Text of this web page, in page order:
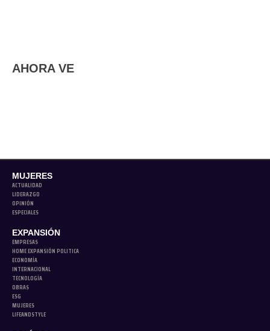
AHORA VE
MUJERES
ACTUALIDAD
LIDERAZGO
OPINIÓN
ESPECIALES
EXPANSIÓN
EMPRESAS
HOME EXPANSIÓN POLITICA
ECONOMÍA
INTERNACIONAL
TECNOLOGÍA
OBRAS
ESG
MUJERES
LIFEANDSTYLE